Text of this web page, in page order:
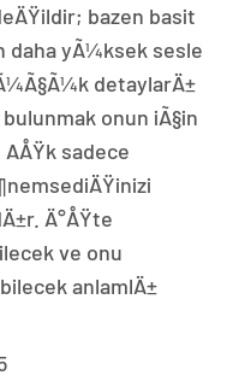
bazen basit
daha yÃ¼ksek sesle
detaylarÄ±
onun iÃ§in
sadece
Ä°ÅŸte
ve onu
anlamlÄ±